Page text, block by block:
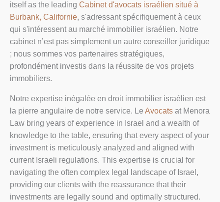
itself as the leading Cabinet d'avocats israélien situé à
Burbank, Californie, s'adressant spécifiquement à ceux
qui s'intéressent au marché immobilier israélien. Notre
cabinet n’est pas simplement un autre conseiller juridique
; nous sommes vos partenaires stratégiques,
profondément investis dans la réussite de vos projets
immobiliers.
Notre expertise inégalée en droit immobilier israélien est
la pierre angulaire de notre service. Le Avocats at Menora
Law bring years of experience in Israel and a wealth of
knowledge to the table, ensuring that every aspect of your
investment is meticulously analyzed and aligned with
current Israeli regulations. This expertise is crucial for
navigating the often complex legal landscape of Israel,
providing our clients with the reassurance that their
investments are legally sound and optimally structured.